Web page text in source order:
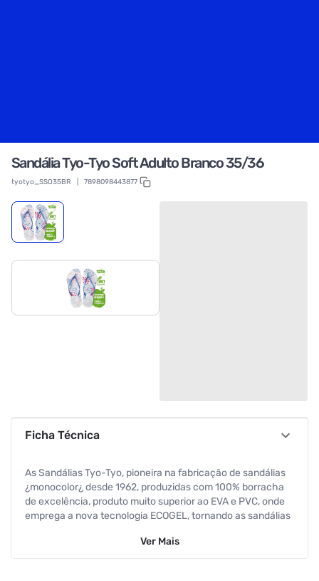
Sandália Tyo-Tyo Soft Adulto Branco 35/36
tyotyo_SSO35BR 7898098443877
Ficha Técnica
As Sandálias Tyo-Tyo, pioneira na fabricação de sandálias
¿monocolor¿ desde 1962, produzidas com 100% borracha
de excelência, produto muito superior ao EVA e PVC, onde
emprega a nova tecnologia ECOGEL, tornando as sandálias
Ver Mais